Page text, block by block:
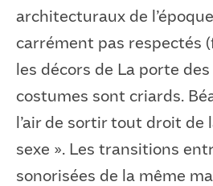
architecturaux de
carrément pas respectés
les décors de La porte
costumes sont criards.
l’air de sortir tout droit de
sexe ». Les transitions
sonorisées de la même